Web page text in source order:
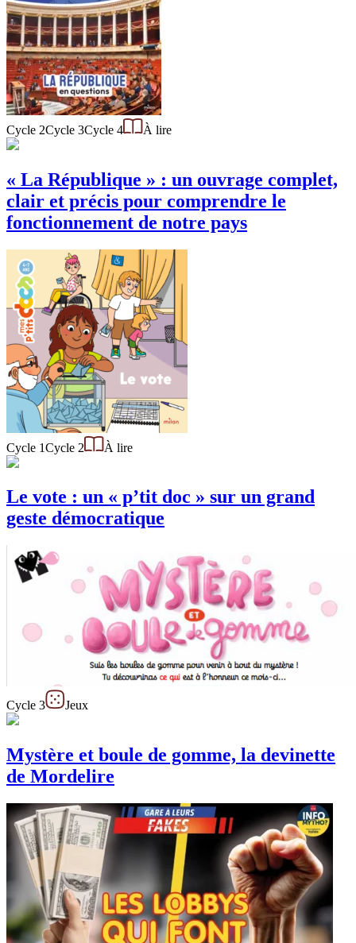
Cycle 2Cycle 3Cycle 4 À lire
« La République » : un ouvrage complet,
clair et précis pour comprendre le
fonctionnement de notre pays
Cycle 1Cycle 2 À lire
Le vote : un « p’tit doc » sur un grand
geste démocratique
Cycle 3 Jeux
Mystère et boule de gomme, la devinette
de Mordelire